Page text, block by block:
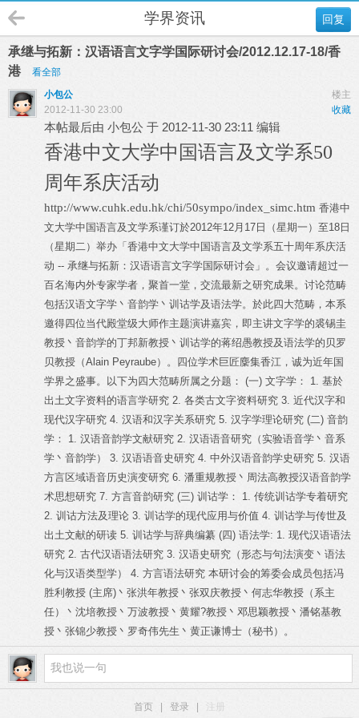
回复
学界资讯
承继与拓新：汉语语言文字学国际研讨会/2012.12.17-18/香
港
看全部
楼主
小包公
收藏
2012-11-30 23:00
本帖最后由 小包公 于 2012-11-30 23:11 编辑
香港中文大学中国语言及文学系50
周年系庆活动
http://www.cuhk.edu.hk/chi/50sympo/index_simc.htm 香港中
文大学中国语言及文学系谨订於2012年12月17日（星期一）至18日
（星期二）举办「香港中文大学中国语言及文学系五十周年系庆活
动 -- 承继与拓新：汉语语言文字学国际研讨会」。会议邀请超过一
百名海内外专家学者，聚首一堂，交流最新之研究成果。讨论范畴
包括汉语文字学丶音韵学丶训诂学及语法学。於此四大范畴，本系
邀得四位当代殿堂级大师作主题演讲嘉宾，即主讲文字学的裘锡圭
教授丶音韵学的丁邦新教授丶训诂学的蒋绍愚教授及语法学的贝罗
贝教授（Alain Peyraube）。四位学术巨匠麇集香江，诚为近年国
学界之盛事。以下为四大范畴所属之分题： (一) 文字学： 1. 基於
出土文字资料的语言学研究 2. 各类古文字资料研究 3. 近代汉字和
现代汉字研究 4. 汉语和汉字关系研究 5. 汉字学理论研究 (二) 音韵
学： 1. 汉语音韵学文献研究 2. 汉语语音研究（实验语音学丶音系
学丶音韵学） 3. 汉语语音史研究 4. 中外汉语音韵学史研究 5. 汉语
方言区域语音历史演变研究 6. 潘重规教授丶周法高教授汉语音韵学
术思想研究 7. 方言音韵研究 (三) 训诂学： 1. 传统训诂学专着研究
2. 训诂方法及理论 3. 训诂学的现代应用与价值 4. 训诂学与传世及
出土文献的研读 5. 训诂学与辞典编纂 (四) 语法学: 1. 现代汉语语法
研究 2. 古代汉语语法研究 3. 汉语史研究（形态与句法演变丶语法
化与汉语类型学） 4. 方言语法研究 本研讨会的筹委会成员包括冯
胜利教授 (主席)丶张洪年教授丶张双庆教授丶何志华教授（系主
任）丶沈培教授丶万波教授丶黄耀?教授丶邓思颖教授丶潘铭基教
授丶张锦少教授丶罗奇伟先生丶黄正谦博士（秘书）。
首页 登录 注册